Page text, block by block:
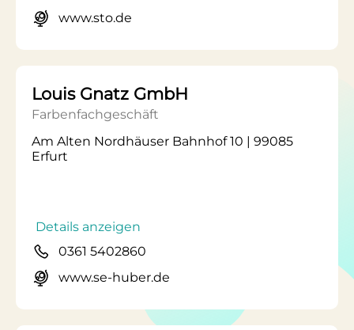
www.sto.de
Louis Gnatz GmbH
Farbenfachgeschäft
Am Alten Nordhäuser Bahnhof 10 | 99085
Erfurt
Details anzeigen
0361 5402860
www.se-huber.de